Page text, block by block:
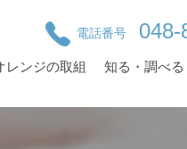
電話番号 048-
レンジの取組 知る・調べる